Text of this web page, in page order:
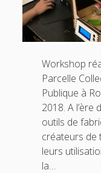
Workshop
Parcelle
Publique à
2018. A l’ère
outils de
créateurs de
leurs
la…